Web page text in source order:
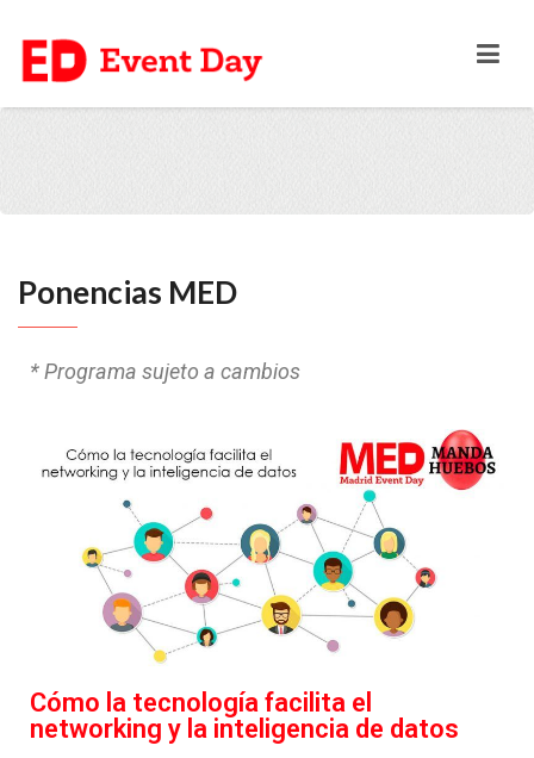
Ponencias MED
* Programa sujeto a cambios
Cómo la tecnología facilita el
networking y la inteligencia de datos